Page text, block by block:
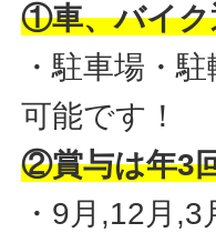
①車、バイク
・駐車場・
可能です！
②賞与は年3
・9月,12月